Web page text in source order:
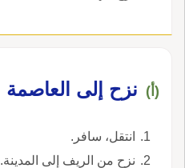
(أ) نزح إلى العاصمة
انتقل، سافر.
نزح من الريف إلى المدينة.